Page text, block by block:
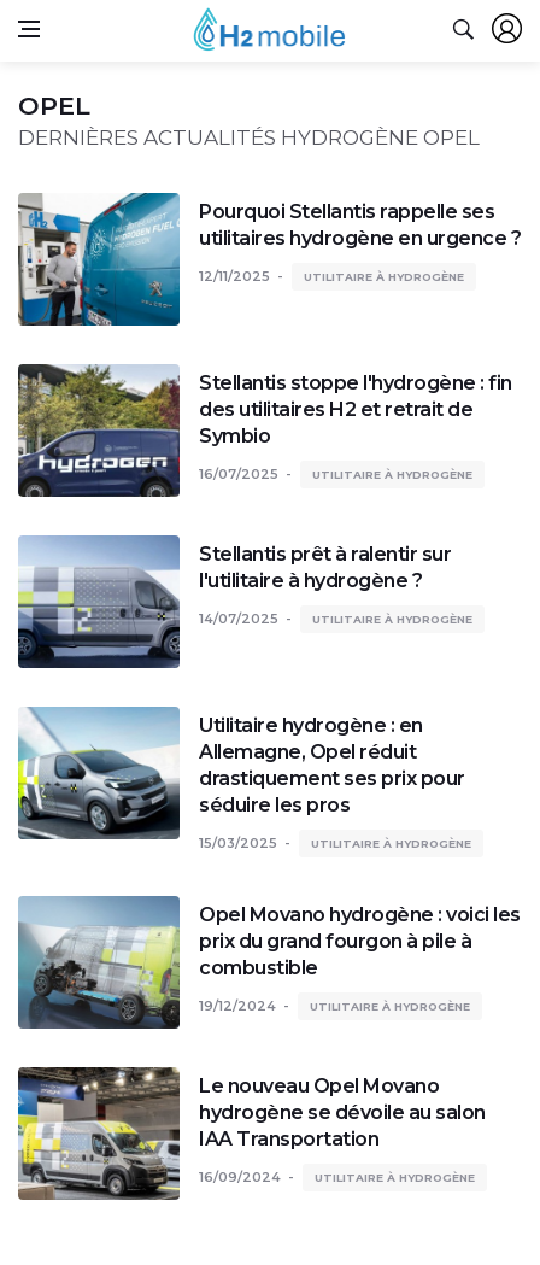
OPEL
DERNIÈRES ACTUALITÉS HYDROGÈNE OPEL
Pourquoi Stellantis rappelle ses
utilitaires hydrogène en urgence ?
12/11/2025 UTILITAIRE À HYDROGÈNE
Stellantis stoppe l'hydrogène : fin
des utilitaires H2 et retrait de
Symbio
16/07/2025 UTILITAIRE À HYDROGÈNE
Stellantis prêt à ralentir sur
l'utilitaire à hydrogène ?
14/07/2025 UTILITAIRE À HYDROGÈNE
Utilitaire hydrogène : en
Allemagne, Opel réduit
drastiquement ses prix pour
séduire les pros
15/03/2025 UTILITAIRE À HYDROGÈNE
Opel Movano hydrogène : voici les
prix du grand fourgon à pile à
combustible
19/12/2024 UTILITAIRE À HYDROGÈNE
Le nouveau Opel Movano
hydrogène se dévoile au salon
IAA Transportation
16/09/2024 UTILITAIRE À HYDROGÈNE